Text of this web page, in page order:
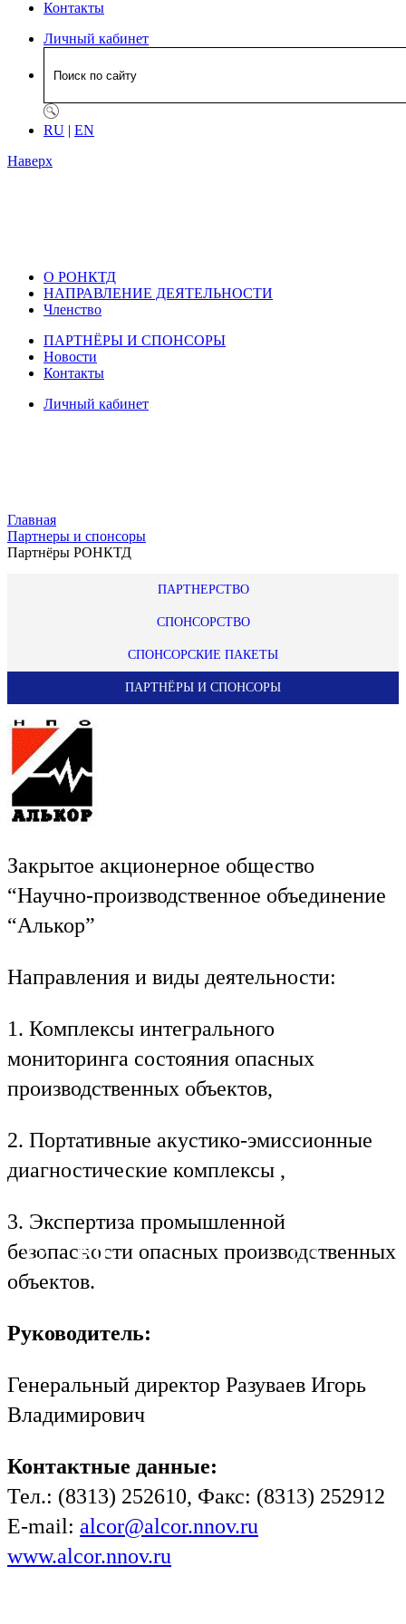
Ru En
Контакты
Личный кабинет
RU | EN
Наверх
О РОНКТД
НАПРАВЛЕНИЕ ДЕЯТЕЛЬНОСТИ
Членство
ПАРТНЁРЫ И СПОНСОРЫ
Новости
Контакты
Личный кабинет
Главная
Партнеры и спонсоры
Партнёры РОНКТД
ПАРТНЕРСТВО
СПОНСОРСТВО
СПОНСОРСКИЕ ПАКЕТЫ
ПАРТНЁРЫ И СПОНСОРЫ
Закрытое акционерное общество
“Научно-производственное объединение
“Алькор”
Направления и виды деятельности:
1. Комплексы интегрального
мониторинга состояния опасных
производственных объектов,
2. Портативные акустико-эмиссионные
диагностические комплексы ,
3. Экспертиза промышленной
безопасности опасных производственных
объектов.
Руководитель:
Генеральный директор Разуваев Игорь
Владимирович
Контактные данные:
Тел.: (8313) 252610, Факс: (8313) 252912
E-mail: alcor@alcor.nnov.ru
www.alcor.nnov.ru